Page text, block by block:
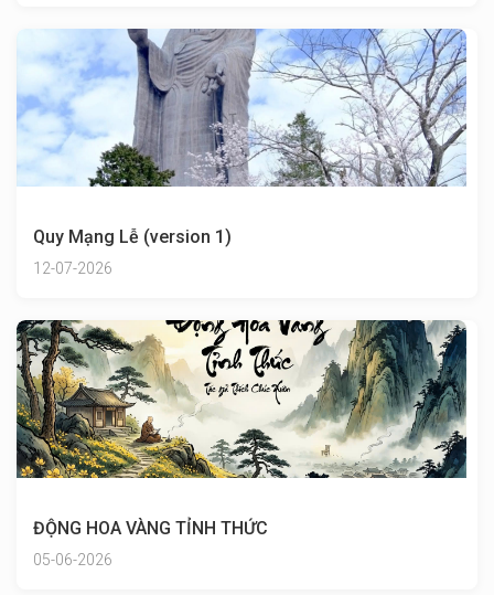
Quy Mạng Lễ (version 1)
12-07-2026
ĐỘNG HOA VÀNG TỈNH THỨC
05-06-2026